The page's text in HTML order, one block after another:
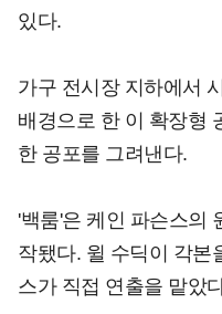
있다.
가구 전시장 지하에서
배경으로 한 이 확장형
한 공포를 그려낸다.
'백룸'은 케인 파슨스의
작됐다. 윌 수딕이 각본
스가 직접 연출을 맡았